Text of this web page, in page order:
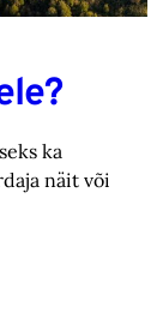
ka
näit või